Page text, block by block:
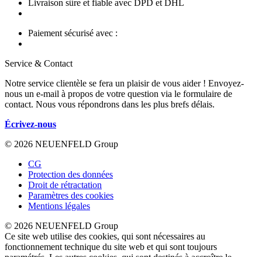
Livraison sûre et fiable avec DPD et DHL
Paiement sécurisé avec :
Service & Contact
Notre service clientèle se fera un plaisir de vous aider ! Envoyez-
nous un e-mail à propos de votre question via le formulaire de
contact. Nous vous répondrons dans les plus brefs délais.
Écrivez-nous
© 2026 NEUENFELD Group
CG
Protection des données
Droit de rétractation
Paramètres des cookies
Mentions légales
© 2026 NEUENFELD Group
Ce site web utilise des cookies, qui sont nécessaires au
fonctionnement technique du site web et qui sont toujours